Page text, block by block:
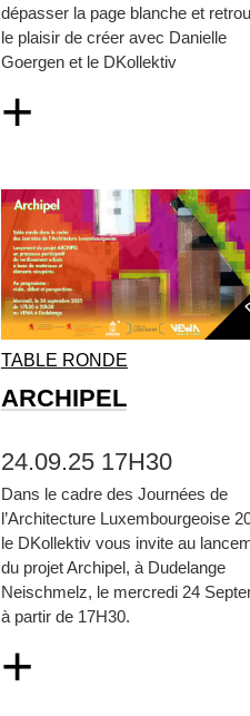
dépasser la page blanche et
le plaisir de créer avec Danielle
Goergen et le DKollektiv
+
TABLE RONDE
ARCHIPEL
24.09.25 17H30
Dans le cadre des Journées de
l’Architecture Luxembourgeoise
le DKollektiv vous invite au
du projet Archipel, à Dudelange
Neischmelz, le mercredi 24
à partir de 17H30.
+